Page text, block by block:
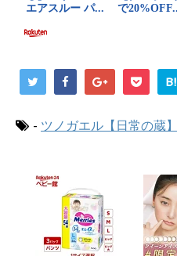
B!
- ツノガエル【日常の蔵】